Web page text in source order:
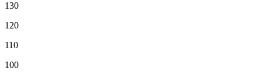
130
120
110
100